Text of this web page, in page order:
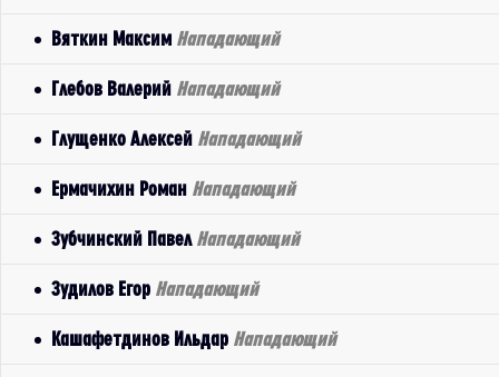
Вяткин Максим Нападающий
Глебов Валерий Нападающий
Глущенко Алексей Нападающий
Ермачихин Роман Нападающий
Зубчинский Павел Нападающий
Зудилов Егор Нападающий
Кашафетдинов Ильдар Нападающий